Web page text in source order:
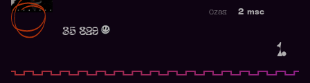
1.
35 829
2 msc
Czas: